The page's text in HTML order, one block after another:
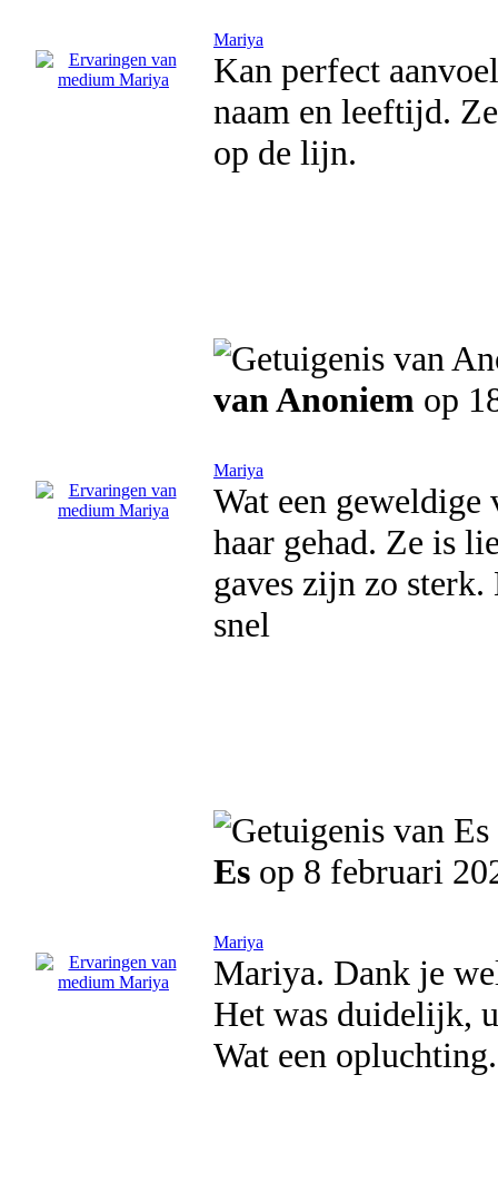
Mariya
Kan perfect
naam en leeftijd.
op de lijn.
van Anoniem op
Mariya
Wat een
haar gehad. Ze is
gaves zijn zo
snel
Es op 8 februari
Mariya
Mariya. Dank je
Het was duidelijk,
Wat een